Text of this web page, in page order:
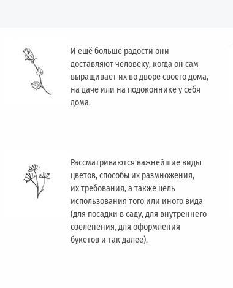
И ещё больше радости они
доставляют человеку, когда он сам
выращивает их во дворе своего дома,
на даче или на подоконнике у себя
дома.
Рассматриваются важнейшие виды
цветов, способы их размножения,
их требования, а также цель
использования того или иного вида
(для посадки в саду, для внутреннего
озеленения, для оформления
букетов и так далее).